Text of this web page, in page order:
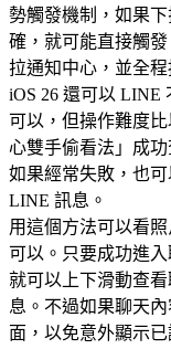
勢觸發機制，如果
確，就可能直接觸
拉通知中心，並全程
iOS 26 還可以 LINE
可以，但操作難度
心雙手偷看法」成
如果經常失敗，也
LINE 訊息。
用這個方法可以看照
可以。只要成功進
就可以上下滑動查
息。不過如果聊天
面，以免意外顯示已